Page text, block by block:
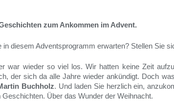
zum Ankommen im Advent.
in diesem Adventsprogramm erwarten? Stellen Sie
war wieder so viel los. Wir hatten keine Zeit
der sich da alle Jahre wieder ankündigt. Doch
Buchholz. Und laden Sie herzlich ein,
Geschichten. Über das Wunder der Weihnacht.